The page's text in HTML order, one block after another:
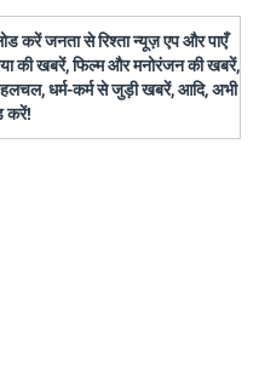
जनता से रिश्ता न्यूज़ एप और पाएँ
की खबरें, फिल्म और मनोरंजन की खबरें,
धर्म-कर्म से जुड़ी खबरें, आदि, अभी
करें!